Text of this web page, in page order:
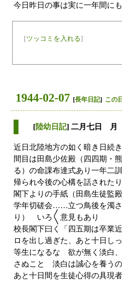
今日昨日の事は実に一年間に
[ツッコミを入れる]
1944-02-07 [長年日記] この
[陸幼日記] 二月七日
近日北陸地方の如く暗き日続
間目は田島少佐殿（四四期・
る）の命課布達式あり一年二
帰られ今後の心構を話された
閣下よりの手紙（田島生徒監
学年切磋会……立つ鳥後を濁
り） いろ〱意見もあり
校長閣下曰く「四五期は卒業
ロを出し過ぎた、あと十日し
等生になるな 欲が無く淡白、
さぬこと 淡白は誠心を養うの
あと十日間を生徒心得の具現